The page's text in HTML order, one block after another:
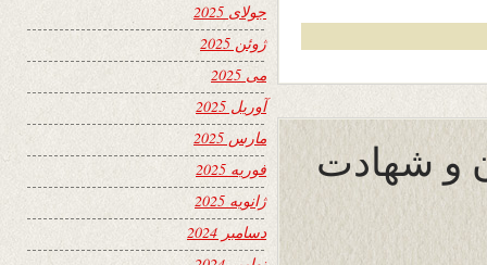
و شهادت
جولای 2025
ژوئن 2025
می 2025
آوریل 2025
مارس 2025
فوریه 2025
ژانویه 2025
دسامبر 2024